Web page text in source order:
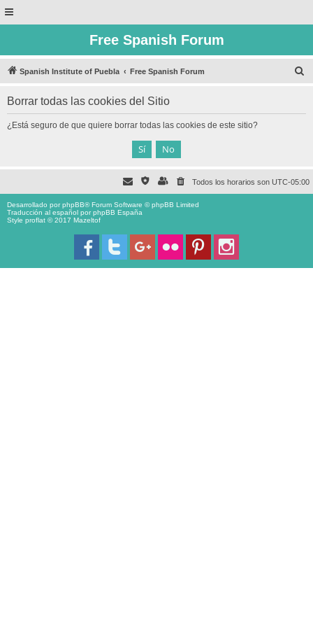
Free Spanish Forum
Spanish Institute of Puebla Free Spanish Forum
Borrar todas las cookies del Sitio
¿Está seguro de que quiere borrar todas las cookies de este sitio?
Todos los horarios son UTC-05:00
Desarrollado porphpBB® Forum Software © phpBB Limited
Traducción al español porphpBB España
Style proflat © 2017 Mazeltof